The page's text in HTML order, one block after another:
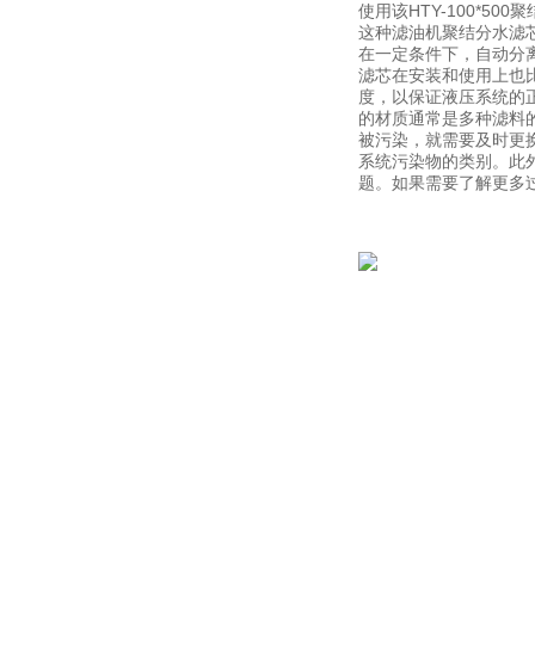
使用该HTY-100*500聚
这种滤油机聚结分水滤
在一定条件下，自动分
滤芯在安装和使用上也
度，以保证液压系统的
的材质通常是多种滤料
被污染，就需要及时更
系统污染物的类别。此
题。如果需要了解更多